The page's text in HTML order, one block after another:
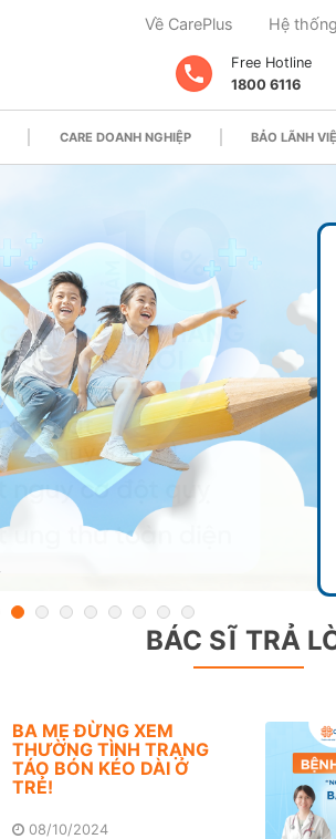
Về CarePlus Hệ thống
Free Hotline
1800 6116
CARE DOANH NGHIỆP BẢO LÃNH
BÁC SĨ TRẢ
BA MẸ ĐỪNG XEM
THƯỜNG TÌNH TRẠNG
TÁO BÓN KÉO DÀI Ở
TRẺ!
08/10/2024